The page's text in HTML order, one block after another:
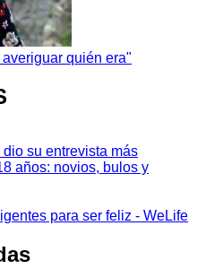
quién era"
su entrevista más
años: novios, bulos y
para ser feliz - WeLife